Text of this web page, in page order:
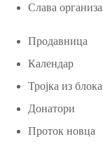
Слава
Продавница
Календар
Тројка из блока
Донатори
Проток новца